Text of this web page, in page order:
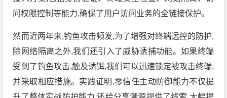
问权限控制等能力,确保了用户访问业务的全链接保护。
然而近两年来,钓鱼攻击频发,为了增强对终端远控的防护,
除网络隔离之外,我们还引入了威胁诱捕功能。如果终端
受到了钓鱼攻击,触及诱饵,我们可以迅速锁定被攻击终端,
并采取相应措施。实践证明,零信任主动防御能力不仅提